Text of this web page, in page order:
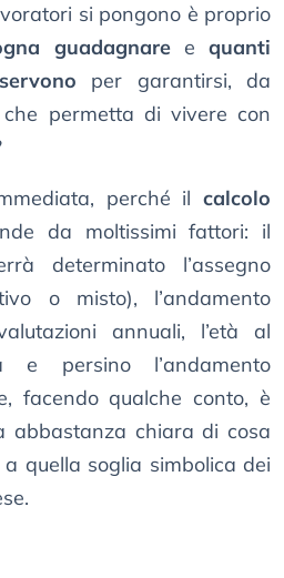
si pongono è proprio
guadagnareequanti
per garantirsi, da
permetta di vivere con
perché il calcolo
da moltissimi fattori: il
determinato l’assegno
o misto), l’andamento
annuali, l’età al
e persino l’andamento
facendo qualche conto, è
abbastanza chiara di cosa
quella soglia simbolica dei